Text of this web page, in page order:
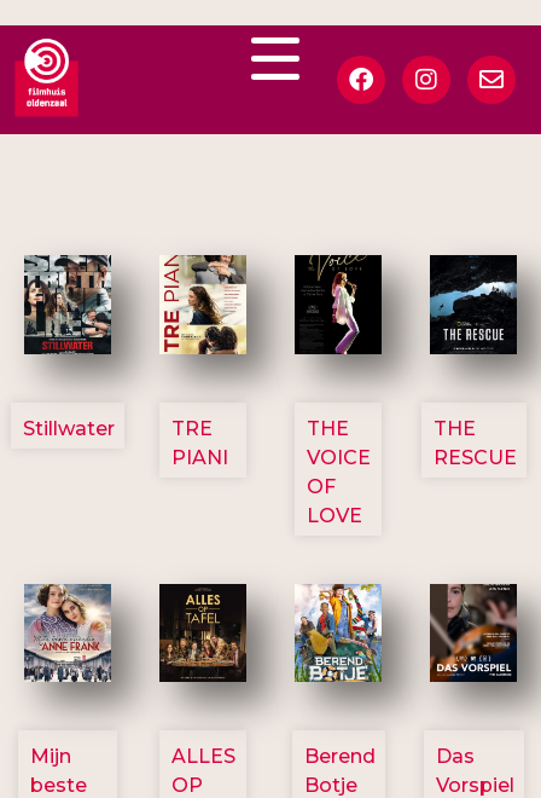
3123
Stillwater
3129
TRE
PIANI
3135
THE
VOICE
OF
LOVE
3148
THE
RESCUE
2757
Mijn
beste
3154
ALLES
OP
2799
Berend
Botje
2777
Das
Vorspiel